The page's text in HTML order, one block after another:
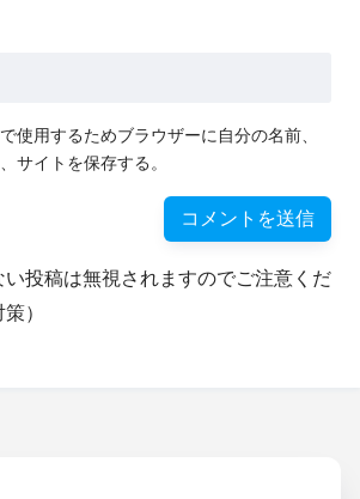
使用するためブラウザーに自分の名前、
サイトを保存する。
い投稿は無視されますのでご注意くだ
）